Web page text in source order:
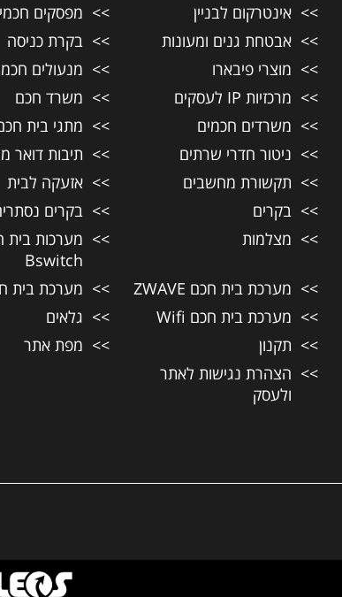
אינטרקום לבניין
מפסקים
אבטחת גנים ומעונות
בקרת כניסה
מוצרי פיבארו
מנעולים
מרכזיות IP לעסקים
משרד חכם
משרדים חכמים
מתגי בית
ניטור חדרי שרתים
תיבות דואר
תקשורת מחשבים
אזעקה לבית
בקרים
בקרים
מצלמות
מערכות בית
Bswitch
מערכת בית חכם ZWAVE
מערכת בית
מערכת בית חכם Wifi
גלאים
תקנון
מפת אתר
הצהרת נגישות לאתר
ולעסק